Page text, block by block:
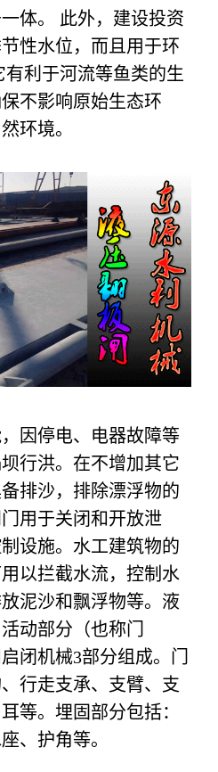
体。 此外，建设投资
性水位，而且用于环
利于河流等鱼类的生
不影响原始生态环
环境。
因停电、电器故障等
行洪。在不增加其它
排沙，排除漂浮物的
用于关闭和开放泄
制设施。水工建筑物的
以拦截水流，控制水
泥沙和飘浮物等。液
动部分（也称门
闭机械3部分组成。门
行走支承、支臂、支
等。埋固部分包括：
、护角等。